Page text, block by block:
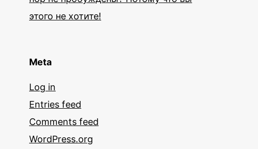
этого не хотите!
Meta
Log in
Entries feed
Comments feed
WordPress.org